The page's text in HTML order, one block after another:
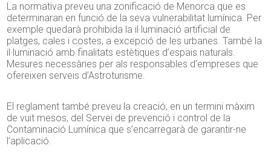
La normativa preveu una zonificació de Menorca que es
determinaran en funció de la seva vulnerabilitat lumínica. Per
exemple quedarà prohibida la il·luminació artificial de
platges, cales i costes, a excepció de les urbanes. També la
il·luminació amb finalitats estètiques d’espais naturals.
Mesures necessàries per als responsables d’empreses que
ofereixen serveis d’Astroturisme.
El reglament també preveu la creació, en un termini màxim
de vuit mesos, del Servei de prevenció i control de la
Contaminació Lumínica que s’encarregarà de garantir-ne
l’aplicació.